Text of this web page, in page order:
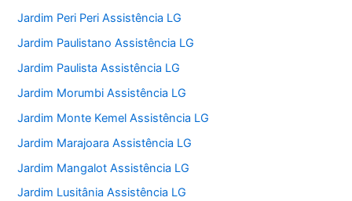
Jardim Peri Peri Assistência LG
Jardim Paulistano Assistência LG
Jardim Paulista Assistência LG
Jardim Morumbi Assistência LG
Jardim Monte Kemel Assistência LG
Jardim Marajoara Assistência LG
Jardim Mangalot Assistência LG
Jardim Lusitânia Assistência LG